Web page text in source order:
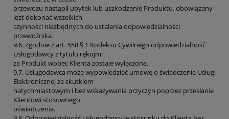
przewozu nastąpił ubytek lub uszkodzenie Produktu, obowiązany
jest dokonać wszelkich
czynności niezbędnych do ustalenia odpowiedzialności
przewoźnika.
9.6. Zgodnie z art. 558 § 1 Kodeksu Cywilnego odpowiedzialność
Usługodawcy z tytułu rękojmi
za Produkt wobec Klienta zostaje wyłączona.
9.7. Usługodawca może wypowiedzieć umowę o świadczenie Usługi
Elektronicznej ze skutkiem
natychmiastowym i bez wskazywania przyczyn poprzez przesłanie
Klientowi stosownego
oświadczenia.